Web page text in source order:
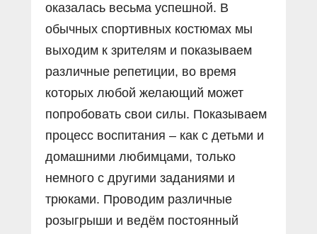
оказалась весьма успешной. В
обычных спортивных костюмах мы
выходим к зрителям и показываем
различные репетиции, во время
которых любой желающий может
попробовать свои силы. Показываем
процесс воспитания – как с детьми и
домашними любимцами, только
немного с другими заданиями и
трюками. Проводим различные
розыгрыши и ведём постоянный